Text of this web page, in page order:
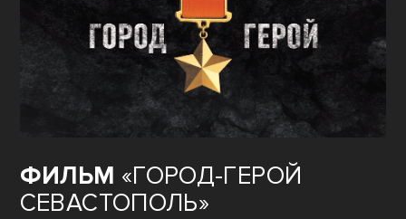
ФИЛЬМ «ГОРОД-ГЕРОЙ
СЕВАСТОПОЛЬ»